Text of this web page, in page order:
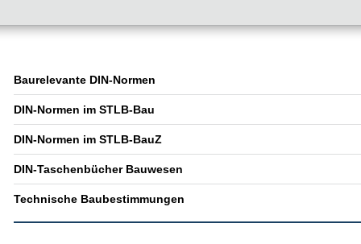
Baurelevante DIN-Normen
DIN-Normen im STLB-Bau
DIN-Normen im STLB-BauZ
DIN-Taschenbücher Bauwesen
Technische Baubestimmungen